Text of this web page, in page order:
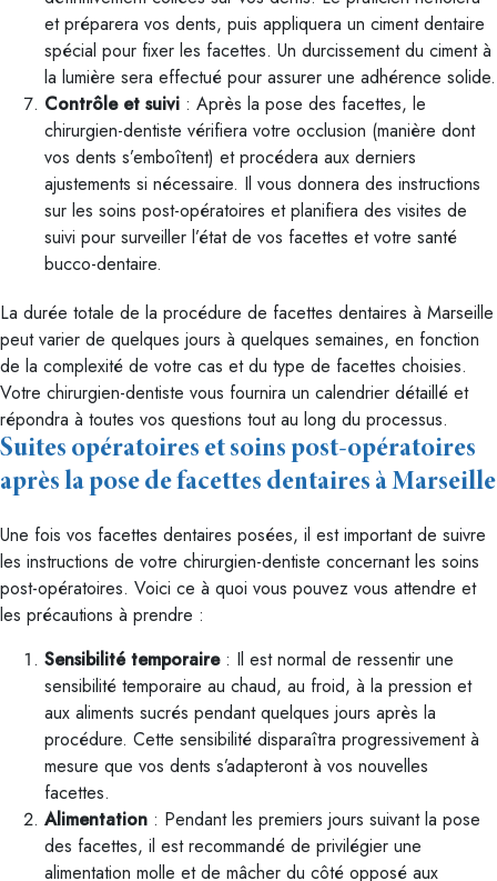
et préparera vos dents, puis appliquera un ciment dentaire
spécial pour fixer les facettes. Un durcissement du ciment à
la lumière sera effectué pour assurer une adhérence solide.
Contrôle et suivi : Après la pose des facettes, le
chirurgien-dentiste vérifiera votre occlusion (manière dont
vos dents s’emboîtent) et procédera aux derniers
ajustements si nécessaire. Il vous donnera des instructions
sur les soins post-opératoires et planifiera des visites de
suivi pour surveiller l’état de vos facettes et votre santé
bucco-dentaire.
La durée totale de la procédure de facettes dentaires à Marseille
peut varier de quelques jours à quelques semaines, en fonction
de la complexité de votre cas et du type de facettes choisies.
Votre chirurgien-dentiste vous fournira un calendrier détaillé et
répondra à toutes vos questions tout au long du processus.
Suites opératoires et soins post-opératoires
après la pose de facettes dentaires à Marseille
Une fois vos facettes dentaires posées, il est important de suivre
les instructions de votre chirurgien-dentiste concernant les soins
post-opératoires. Voici ce à quoi vous pouvez vous attendre et
les précautions à prendre :
Sensibilité temporaire: Il est normal de ressentir une
sensibilité temporaire au chaud, au froid, à la pression et
aux aliments sucrés pendant quelques jours après la
procédure. Cette sensibilité disparaîtra progressivement à
mesure que vos dents s’adapteront à vos nouvelles
facettes.
Alimentation : Pendant les premiers jours suivant la pose
des facettes, il est recommandé de privilégier une
alimentation molle et de mâcher du côté opposé aux